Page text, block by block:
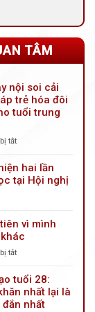
TÂM
nội soi cải
trẻ hóa đôi
tuổi trung
tắt
thuật
treo
mày
cải
tiến
trẻ
hóa
đôi
hai lần
tại Hội nghị
vì mình
tắt
mũi
trước
tuổi 28:
nhất lại là
nhất